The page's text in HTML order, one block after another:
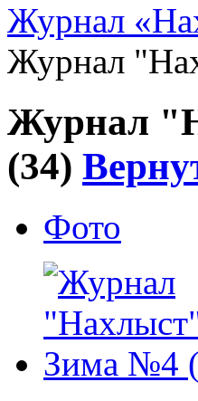
Журнал
Журнал
Журнал
(34)
Фото